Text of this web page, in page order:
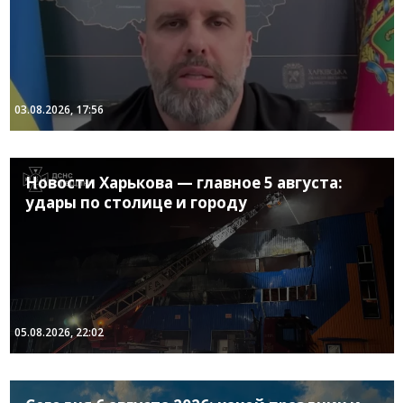
03.08.2026, 17:56
Новости Харькова — главное 5 августа:
удары по столице и городу
05.08.2026, 22:02